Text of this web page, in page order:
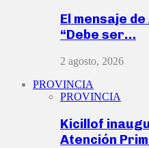
El mensaje
“Debe ser…
2 agosto, 2026
PROVINCIA
PROVINCIA
Kicillof
Atención